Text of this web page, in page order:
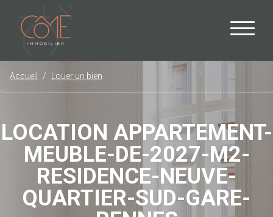
LOCATION APPARTEMENT-
MEUBLE-DE-2027-M2-
RESIDENCE-NEUVE-
QUARTIER-SUD-GARE-
Accueil Louer un bien